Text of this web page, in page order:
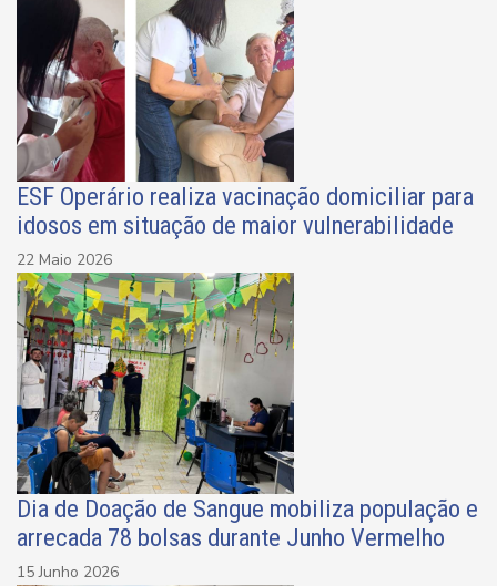
ESF Operário realiza vacinação domiciliar para
idosos em situação de maior vulnerabilidade
22 Maio 2026
Dia de Doação de Sangue mobiliza população e
arrecada 78 bolsas durante Junho Vermelho
15 Junho 2026